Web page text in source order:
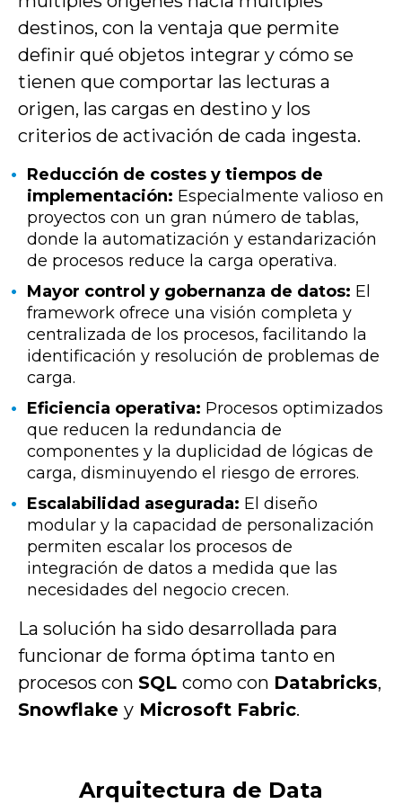
destinos, con la ventaja que permite
definir qué objetos integrar y cómo se
tienen que comportar las lecturas a
origen, las cargas en destino y los
criterios de activación de cada ingesta.
Reducción de costes y tiempos de
implementación: Especialmente valioso en
proyectos con un gran número de tablas,
donde la automatización y estandarización
de procesos reduce la carga operativa.
Mayor control y gobernanza de datos: El
framework ofrece una visión completa y
centralizada de los procesos, facilitando la
identificación y resolución de problemas de
carga.
Eficiencia operativa: Procesos optimizados
que reducen la redundancia de
componentes y la duplicidad de lógicas de
carga, disminuyendo el riesgo de errores.
Escalabilidad asegurada: El diseño
modular y la capacidad de personalización
permiten escalar los procesos de
integración de datos a medida que las
necesidades del negocio crecen.
La solución ha sido desarrollada para
funcionar de forma óptima tanto en
procesos con SQL como con Databricks,
Snowflake y Microsoft Fabric.
Arquitectura de Data